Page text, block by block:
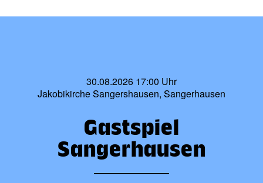
30.08.2026 17:00 Uhr
Jakobikirche Sangershausen, Sangerhausen
Gastspiel
Sangerhausen